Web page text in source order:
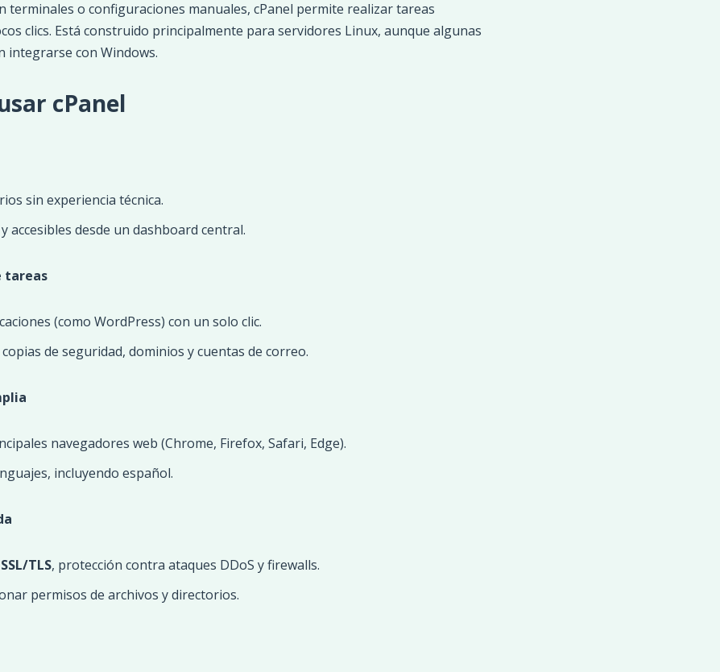
terminales o configuraciones manuales, cPanel permite realizar tareas
clics. Está construido principalmente para servidores Linux, aunque algunas
integrarse con Windows.
cPanel
sin experiencia técnica.
accesibles desde un dashboard central.
tareas
(como WordPress) con un solo clic.
de seguridad, dominios y cuentas de correo.
navegadores web (Chrome, Firefox, Safari, Edge).
incluyendo español.
SSL/TLS, protección contra ataques DDoS y firewalls.
permisos de archivos y directorios.